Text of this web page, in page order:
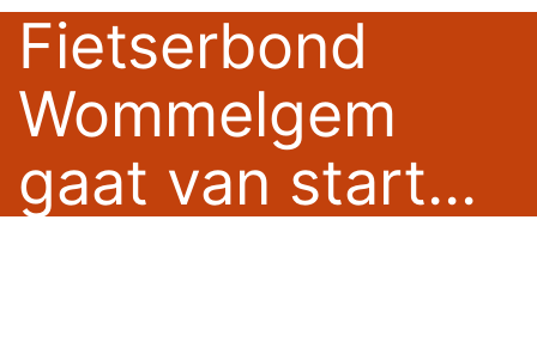
Fietserbond
Wommelgem
gaat van start...